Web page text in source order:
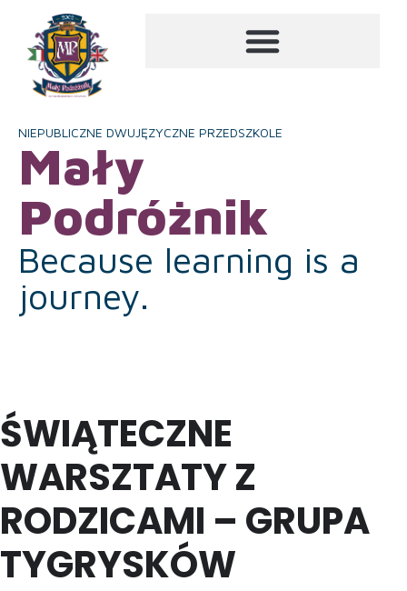
NIEPUBLICZNE DWUJĘZYCZNE PRZEDSZKOLE
Mały
Podróżnik
Because learning is a
journey.
ŚWIĄTECZNE
WARSZTATY Z
RODZICAMI – GRUPA
TYGRYSKÓW